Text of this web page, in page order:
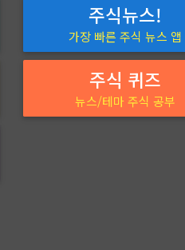
주식뉴스!
가장 빠른 주식 뉴스 앱
주식 퀴즈
뉴스/테마 주식 공부